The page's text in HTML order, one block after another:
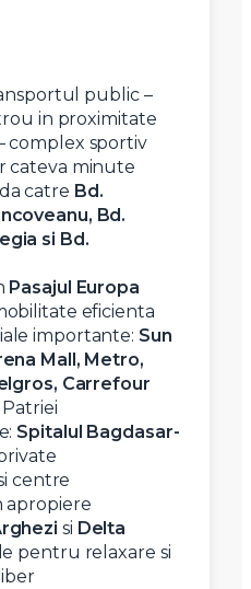
public –
in proximitate
complex sportiv
cateva minute
catre Bd.
Bd.
si Bd.
Pasajul Europa
eficienta
importante: Sun
Mall, Metro,
Carrefour
Spitalul Bagdasar-
centre
apropiere
si Delta
pentru relaxare si